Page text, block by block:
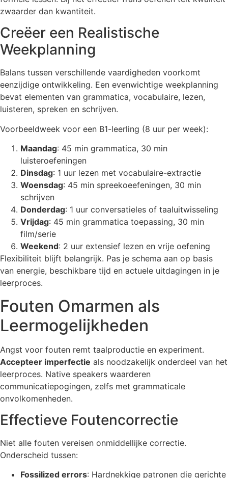
zwaarder dan kwantiteit.
Creëer een Realistische
Weekplanning
Balans tussen verschillende vaardigheden voorkomt
eenzijdige ontwikkeling. Een evenwichtige weekplanning
bevat elementen van grammatica, vocabulaire, lezen,
luisteren, spreken en schrijven.
Voorbeeldweek voor een B1-leerling (8 uur per week):
Maandag: 45 min grammatica, 30 min
luisteroefeningen
Dinsdag: 1 uur lezen met vocabulaire-extractie
Woensdag: 45 min spreekoeefeningen, 30 min
schrijven
Donderdag: 1 uur conversatieles of taaluitwisseling
Vrijdag: 45 min grammatica toepassing, 30 min
film/serie
Weekend: 2 uur extensief lezen en vrije oefening
Flexibiliteit blijft belangrijk. Pas je schema aan op basis
van energie, beschikbare tijd en actuele uitdagingen in je
leerproces.
Fouten Omarmen als
Leermogelijkheden
Angst voor fouten remt taalproductie en experiment.
Accepteer imperfectie als noodzakelijk onderdeel van het
leerproces. Native speakers waarderen
communicatiepogingen, zelfs met grammaticale
onvolkomenheden.
Effectieve Foutencorrectie
Niet alle fouten vereisen onmiddellijke correctie.
Onderscheid tussen:
Fossilized errors: Hardnekkige patronen die gerichte